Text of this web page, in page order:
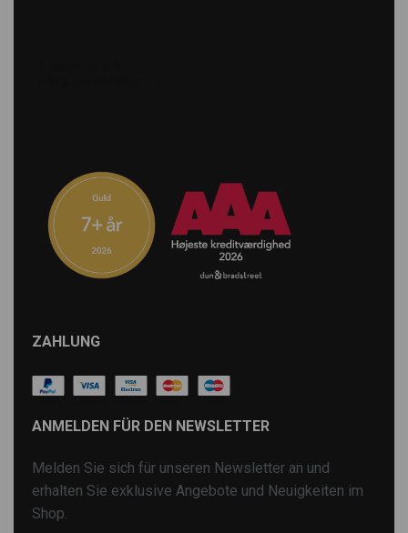
ZAHLUNG
ANMELDEN FÜR DEN NEWSLETTER
Melden Sie sich für unseren Newsletter an und
erhalten Sie exklusive Angebote und Neuigkeiten im
Shop.